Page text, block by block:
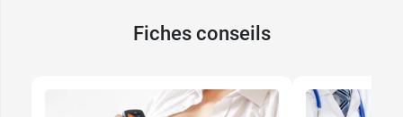
Fiches conseils